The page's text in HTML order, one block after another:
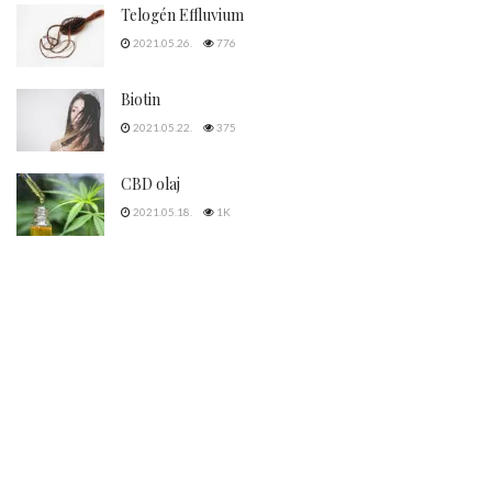
Telogén Effluvium
2021.05.26. 776
Biotin
2021.05.22. 375
CBD olaj
2021.05.18. 1K